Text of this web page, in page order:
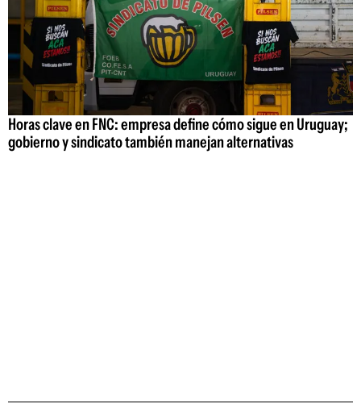
Horas clave en FNC: empresa define cómo sigue en Uruguay;
gobierno y sindicato también manejan alternativas